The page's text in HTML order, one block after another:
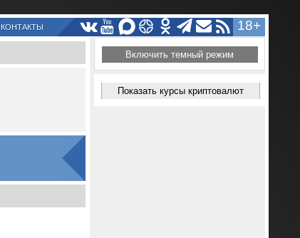
18+
КОНТАКТЫ
Включить темный режим
Показать курсы криптовалют